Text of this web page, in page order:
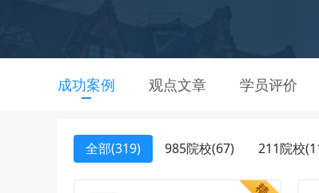
成功案例 观点文章 学员评价
全部(319) 985院校(67) 211院校